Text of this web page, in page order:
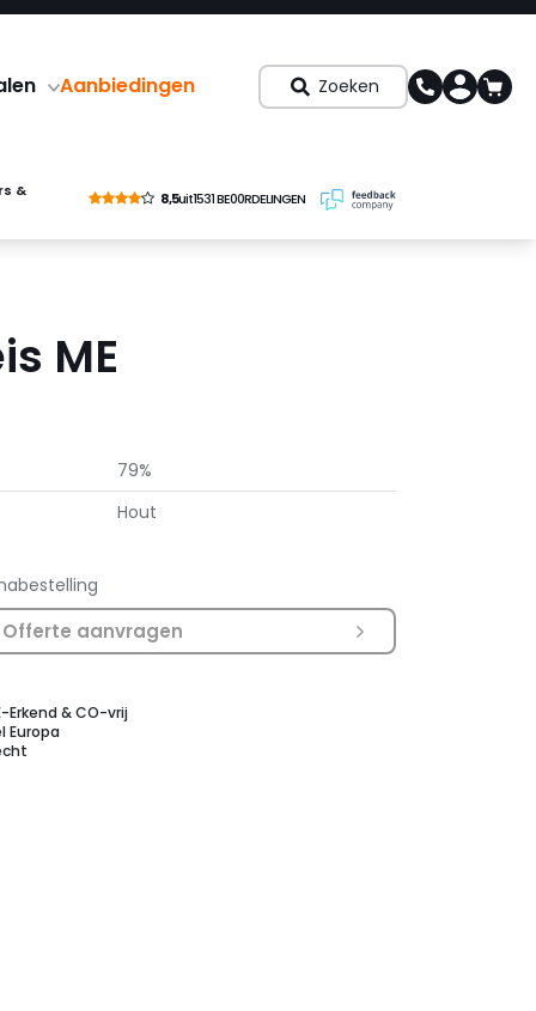
Aanbiedingen Zoeken
&
8,5uit1531 BE00RDELINGEN
ME
79%
Hout
Offerte aanvragen
Erkend & CO-vrij
Europa